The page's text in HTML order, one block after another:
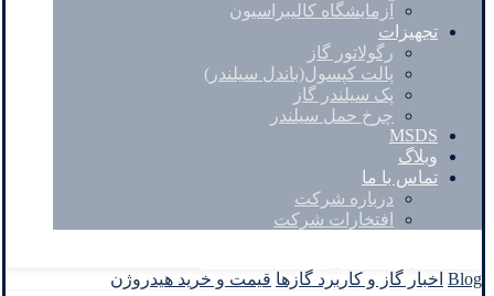
آزمایشگاه کالیبراسیون
تجهیزات
رگولاتور گاز
پالت کپسول(باندل سیلندر)
پک سیلندر گاز
چرخ حمل سیلندر
MSDS
وبلاگ
تماس با ما
درباره شرکت
افتخارات شرکت
Blog اخبار گاز و کاربرد گازها قیمت و خرید هیدروژن